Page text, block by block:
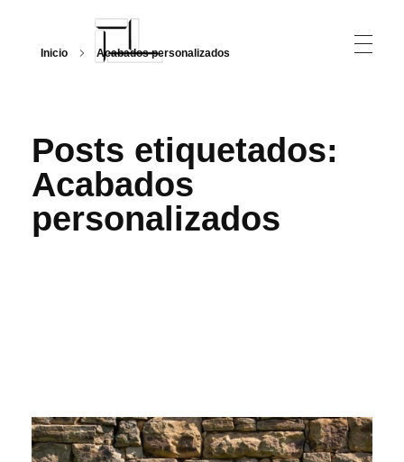
Inicio Acabados personalizados
Posts etiquetados:
Acabados
personalizados